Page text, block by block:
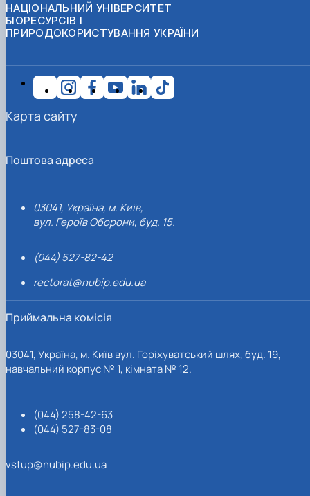
НАЦІОНАЛЬНИЙ УНІВЕРСИТЕТ
БІОРЕСУРСІВ І
ПРИРОДОКОРИСТУВАННЯ УКРАЇНИ
Поштова адреса
03041, Україна, м. Київ,
вул. Героїв Оборони, буд. 15.
(044) 527-82-42
rectorat@nubip.edu.ua
Приймальна комісія
03041, Україна, м. Київ вул. Горіхуватський шлях, буд. 19,
навчальний корпус № 1, кімната № 12.
(044) 258-42-63
(044) 527-83-08
vstup@nubip.edu.ua
Карта сайту